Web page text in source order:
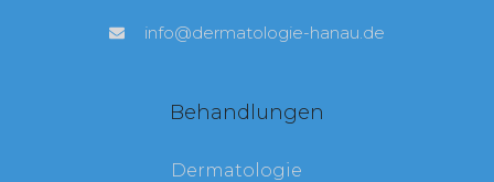
info@dermatologie-hanau.de
Behandlungen
Dermatologie